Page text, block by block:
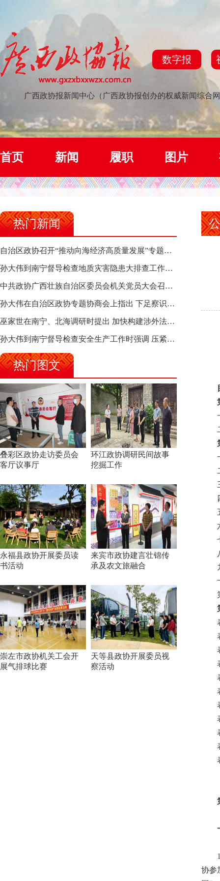
数字报
广西政协报新闻中心（广西政协报创办的权威新闻综合网
首页 新闻 履职 图片
热门新闻
自治区政协召开“推动向海经济高质量发展”专题调研座谈会 钱学明出席并讲话
孙大伟到南宁督导检查地质灾害隐患大排查工作时强调 筑牢地质灾害安全防线 全力保障人民群众生命财产安全
中共政协广西壮族自治区委员会机关党员大会召开 选举产生新一届机关党委、机关纪委
孙大伟在自治区政协专题协商会上指出 下足察识谋督之功 恪尽服务大局之责 助推有色金属、关键金属产业高质量发展
巫家世在南宁、北海调研时提出 加快构建涉外法律供给集群 护航向海经济高质量发展
孙大伟到南宁督导检查安全生产工作时强调 压紧压实责任 狠抓隐患整治 坚决筑牢安全生产防线
热门图文
叠彩区政协走访委员会
客厅议事厅
环江政协调研民间故事
挖掘工作
永福县政协开展委员读
书活动
来宾市政协建言壮锦传
承及农文旅融合
崇左市政协机关工会开
展气排球比赛
天等县政协开展委员视
察活动
第
一
二
第
一
二
三
四
五
六
七
八
九
十
第
第
表
表
表
表
表
表
表
表
表
表
表
第
一
1.
协参